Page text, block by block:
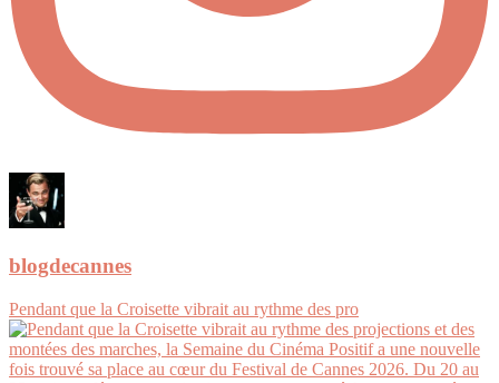
blogdecannes
Pendant que la Croisette vibrait au rythme des pro